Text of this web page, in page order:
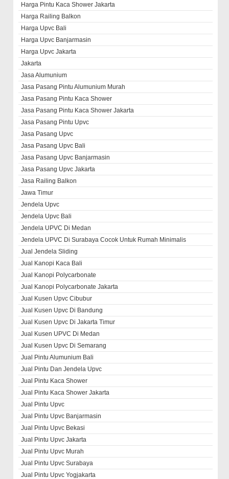
Harga Pintu Kaca Shower Jakarta
Harga Railing Balkon
Harga Upvc Bali
Harga Upvc Banjarmasin
Harga Upvc Jakarta
Jakarta
Jasa Alumunium
Jasa Pasang Pintu Alumunium Murah
Jasa Pasang Pintu Kaca Shower
Jasa Pasang Pintu Kaca Shower Jakarta
Jasa Pasang Pintu Upvc
Jasa Pasang Upvc
Jasa Pasang Upvc Bali
Jasa Pasang Upvc Banjarmasin
Jasa Pasang Upvc Jakarta
Jasa Railing Balkon
Jawa Timur
Jendela Upvc
Jendela Upvc Bali
Jendela UPVC Di Medan
Jendela UPVC Di Surabaya Cocok Untuk Rumah Minimalis
Jual Jendela Sliding
Jual Kanopi Kaca Bali
Jual Kanopi Polycarbonate
Jual Kanopi Polycarbonate Jakarta
Jual Kusen Upvc Cibubur
Jual Kusen Upvc Di Bandung
Jual Kusen Upvc Di Jakarta Timur
Jual Kusen UPVC Di Medan
Jual Kusen Upvc Di Semarang
Jual Pintu Alumunium Bali
Jual Pintu Dan Jendela Upvc
Jual Pintu Kaca Shower
Jual Pintu Kaca Shower Jakarta
Jual Pintu Upvc
Jual Pintu Upvc Banjarmasin
Jual Pintu Upvc Bekasi
Jual Pintu Upvc Jakarta
Jual Pintu Upvc Murah
Jual Pintu Upvc Surabaya
Jual Pintu Upvc Yogjakarta